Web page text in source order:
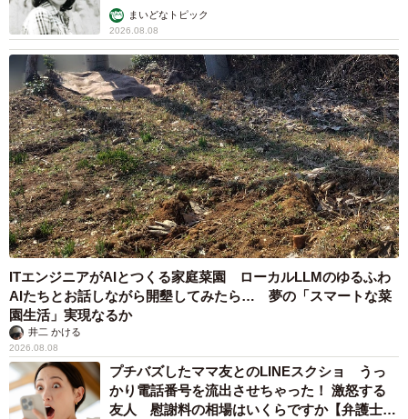
む」まいどなトピック
2026.08.08
ITエンジニアがAIとつくる家庭菜園 ローカルLLMのゆるふわ
AIたちとお話しながら開墾してみたら… 夢の「スマートな菜
園生活」実現なるか
井二 かける
2026.08.08
プチバズしたママ友とのLINEスクショ うっ
かり電話番号を流出させちゃった！ 激怒する
友人 慰謝料の相場はいくらですか【弁護士が